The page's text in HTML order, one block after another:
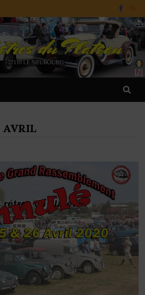
AVRIL